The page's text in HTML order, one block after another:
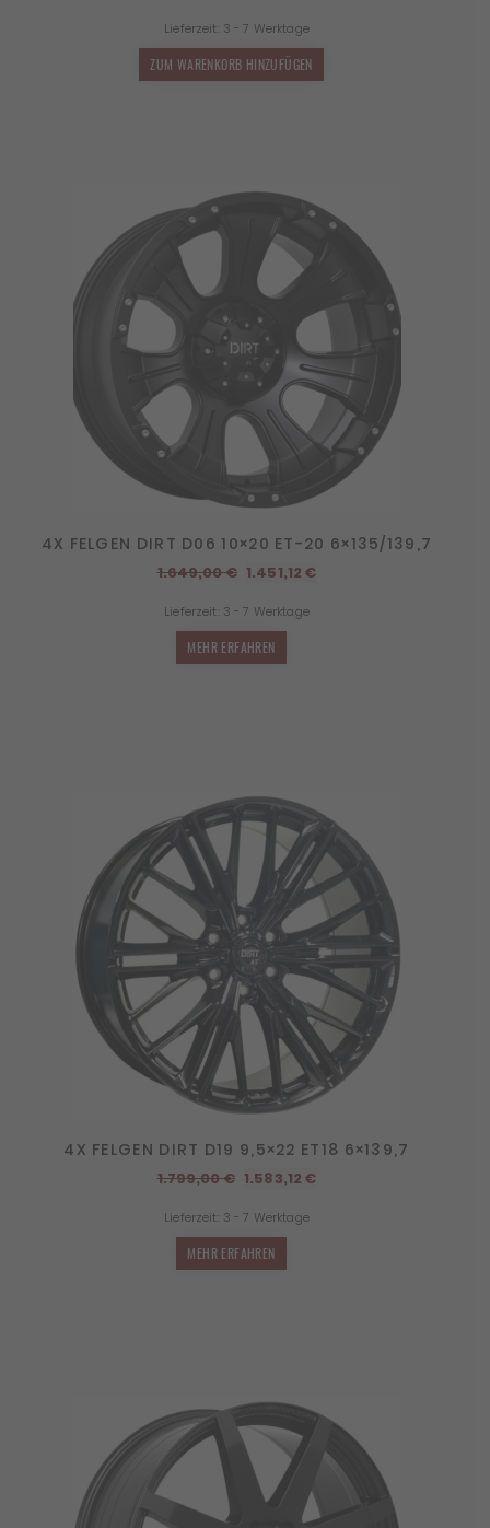
war:
1.990,00 €
Lieferzeit: 3 - 7 Werktage
ZUM WARENKORB HINZUFÜGEN
4X FELGEN DIRT D06 10×20 ET-20 6×135/139,7
1.649,00€ Ursprünglicher
war:
1.649,00 €
1.451,12€Aktueller
Lieferzeit: 3 - 7 Werktage
MEHR ERFAHREN
4X FELGEN DIRT D19 9,5×22 ET18 6×139,7
1.799,00€ Ursprünglicher
war:
1.799,00 €
1.583,12€Aktueller
Lieferzeit: 3 - 7 Werktage
MEHR ERFAHREN